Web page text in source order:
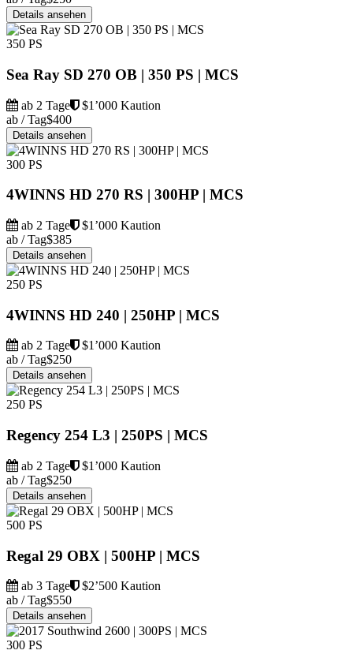
Details ansehen
350 PS
Sea Ray SD 270 OB | 350 PS | MCS
ab 2 Tage
$1’000 Kaution
ab / Tag$400
Details ansehen
300 PS
4WINNS HD 270 RS | 300HP | MCS
ab 2 Tage
$1’000 Kaution
ab / Tag$385
Details ansehen
250 PS
4WINNS HD 240 | 250HP | MCS
ab 2 Tage
$1’000 Kaution
ab / Tag$250
Details ansehen
250 PS
Regency 254 L3 | 250PS | MCS
ab 2 Tage
$1’000 Kaution
ab / Tag$250
Details ansehen
500 PS
Regal 29 OBX | 500HP | MCS
ab 3 Tage
$2’500 Kaution
ab / Tag$550
Details ansehen
300 PS